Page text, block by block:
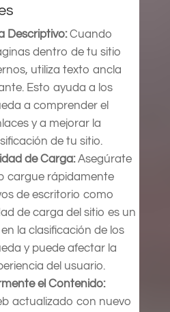
Descriptivo:Cuando
dentro de tu sitio
utiliza texto ancla
Esto ayuda a los
a comprender el
y a mejorar la
de tu sitio.
de Carga:Asegúrate
cargue rápidamente
de escritorio como
de carga del sitio es un
la clasificación de los
y puede afectar la
del usuario.
el Contenido:
actualizado con nuevo